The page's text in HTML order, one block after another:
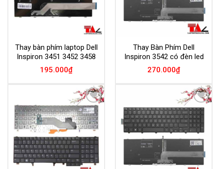
Thay bàn phím laptop Dell
Inspiron 3451 3452 3458
195.000₫
Thay Bàn Phím Dell
Inspiron 3542 có đèn led
270.000₫
Add to
Wishlist
Add to
Wishlist